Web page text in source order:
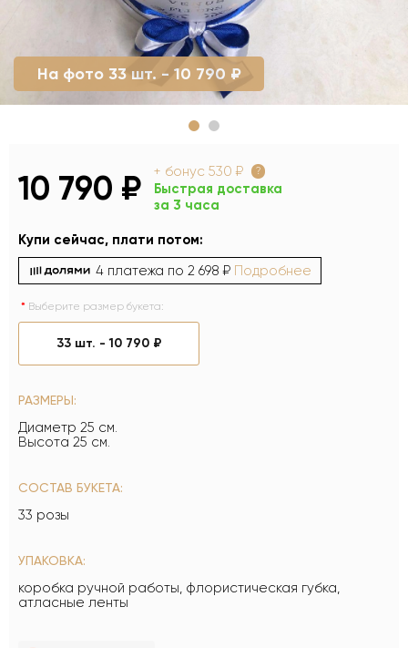
На фото 33 шт. - 10 790 ₽
10 790 ₽ + бонус 530 ₽ ?
Быстрая доставка
за 3 часа
Купи сейчас, плати потом:
4 платежа по 2 698 ₽ Подробнее
Выберите размер букета:
33 шт. -10 790 ₽
РАЗМЕРЫ:
Диаметр 25 см.
Высота 25 см.
СОСТАВ БУКЕТА:
33 розы
УПАКОВКА:
коробка ручной работы, флористическая губка,
атласные ленты